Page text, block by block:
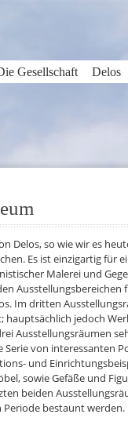
Gesellschaft Delos
Delos, so wie wir es
Es ist einzigartig für
Malerei und
Ausstellungsbereichen
Im dritten
hauptsächlich jedoch
Ausstellungsräumen
Serie von interessanten
und
sowie Gefäße und
beiden
Periode bestaunt werden.